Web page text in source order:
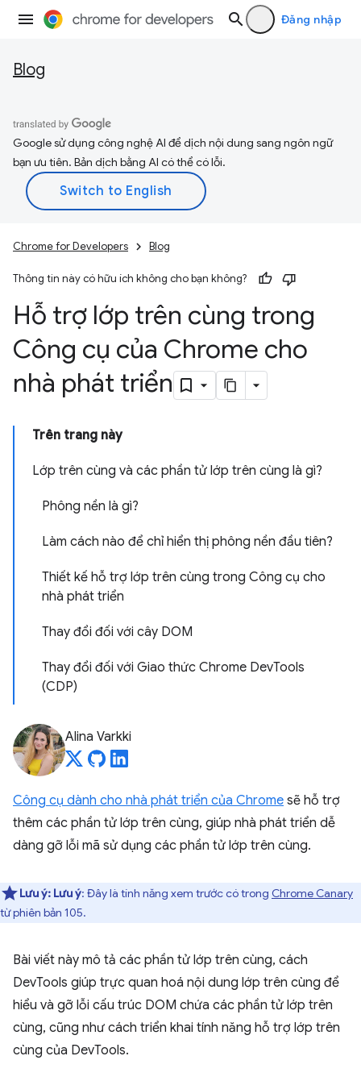
Đăng nhập
Blog
Google sử dụng công nghệ AI để dịch nội dung sang ngôn ngữ
bạn ưu tiên. Bản dịch bằng AI có thể có lỗi.
Chrome for Developers Blog
Thông tin này có hữu ích không cho bạn không?
Hỗ trợ lớp trên cùng trong
Công cụ của Chrome cho
nhà phát triển
Trên trang này
Lớp trên cùng và các phần tử lớp trên cùng là gì?
Phông nền là gì?
Làm cách nào để chỉ hiển thị phông nền đầu tiên?
Thiết kế hỗ trợ lớp trên cùng trong Công cụ cho
nhà phát triển
Thay đổi đối với cây DOM
Thay đổi đối với Giao thức Chrome DevTools
(CDP)
Alina Varkki
Công cụ dành cho nhà phát triển của Chrome sẽ hỗ trợ
thêm các phần tử lớp trên cùng, giúp nhà phát triển dễ
dàng gỡ lỗi mã sử dụng các phần tử lớp trên cùng.
Lưu ý: Lưu ý: Đây là tính năng xem trước có trong Chrome Canary
từ phiên bản 105.
Bài viết này mô tả các phần tử lớp trên cùng, cách
DevTools giúp trực quan hoá nội dung lớp trên cùng để
hiểu và gỡ lỗi cấu trúc DOM chứa các phần tử lớp trên
cùng, cũng như cách triển khai tính năng hỗ trợ lớp trên
cùng của DevTools.